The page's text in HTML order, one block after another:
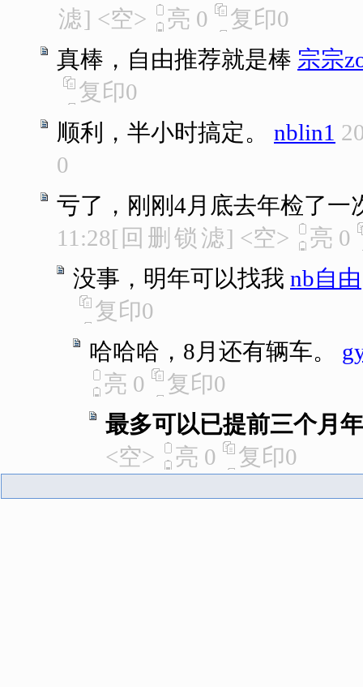
滤] <空> 亮 0 复印0
真棒，自由推荐就是棒 宗宗
复印0
顺利，半小时搞定。
nblin1
0
亏了，刚刚4月底去年检了一
11:28[ 回 删 锁 滤] <空> 亮 0
没事，明年可以找我 nb自由
复印0
哈哈哈，8月还有辆车。
亮 0 复印0
最多可以已提前三个月
<空>
亮 0 复印0